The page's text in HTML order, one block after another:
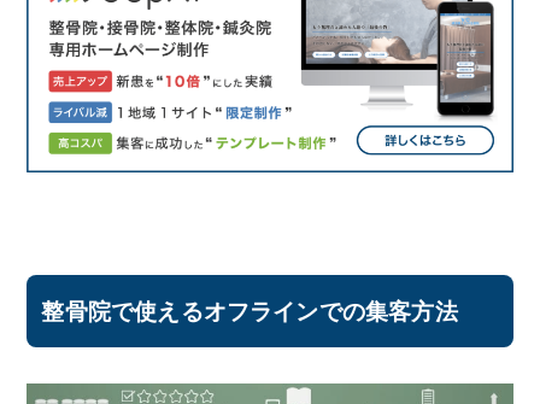
整骨院で使えるオフラインでの集客方法